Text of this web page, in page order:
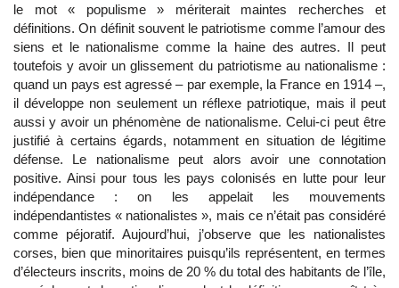
le mot « populisme » mériterait maintes recherches et
définitions. On définit souvent le patriotisme comme l’amour des
siens et le nationalisme comme la haine des autres. Il peut
toutefois y avoir un glissement du patriotisme au nationalisme :
quand un pays est agressé – par exemple, la France en 1914 –,
il développe non seulement un réflexe patriotique, mais il peut
aussi y avoir un phénomène de nationalisme. Celui-ci peut être
justifié à certains égards, notamment en situation de légitime
défense. Le nationalisme peut alors avoir une connotation
positive. Ainsi pour tous les pays colonisés en lutte pour leur
indépendance : on les appelait les mouvements
indépendantistes « nationalistes », mais ce n’était pas considéré
comme péjoratif. Aujourd’hui, j’observe que les nationalistes
corses, bien que minoritaires puisqu’ils représentent, en termes
d’électeurs inscrits, moins de 20 % du total des habitants de l’île,